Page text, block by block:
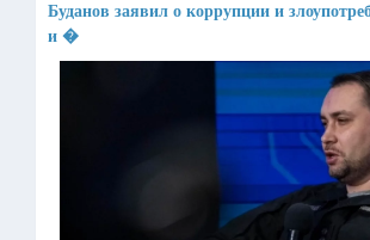
Буданов заявил о коррупции и
и �